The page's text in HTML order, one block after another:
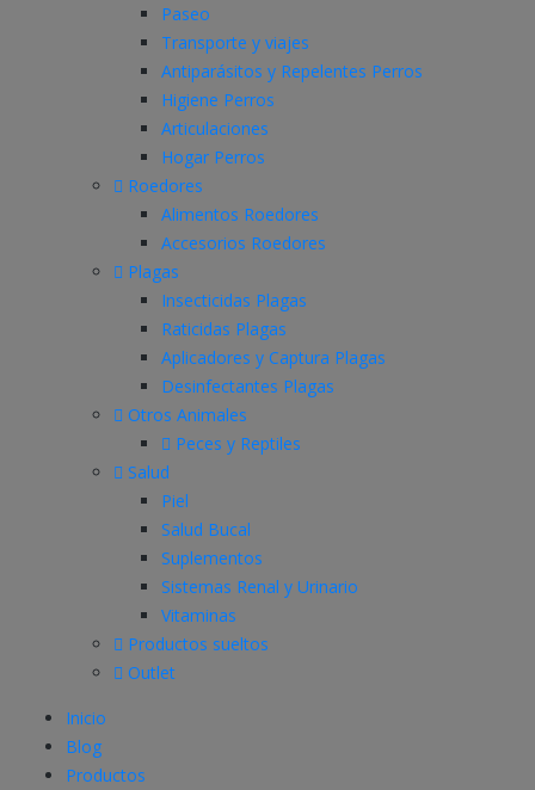
Paseo
Transporte y viajes
Antiparásitos y Repelentes Perros
Higiene Perros
Articulaciones
Hogar Perros
Roedores
Alimentos Roedores
Accesorios Roedores
Plagas
Insecticidas Plagas
Raticidas Plagas
Aplicadores y Captura Plagas
Desinfectantes Plagas
Otros Animales
Peces y Reptiles
Salud
Piel
Salud Bucal
Suplementos
Sistemas Renal y Urinario
Vitaminas
Productos sueltos
Outlet
Inicio
Blog
Productos